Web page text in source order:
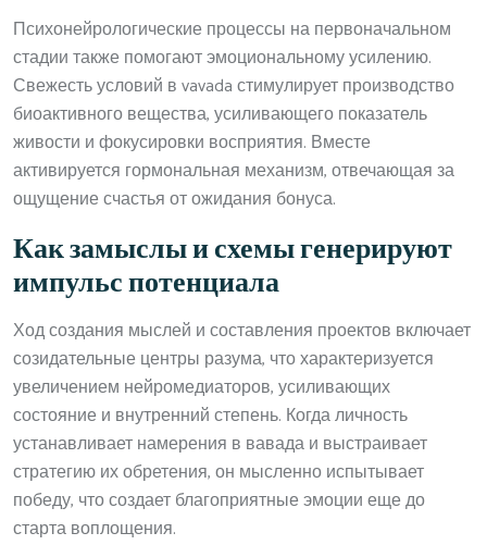
Психонейрологические процессы на первоначальном
стадии также помогают эмоциональному усилению.
Свежесть условий в vavada стимулирует производство
биоактивного вещества, усиливающего показатель
живости и фокусировки восприятия. Вместе
активируется гормональная механизм, отвечающая за
ощущение счастья от ожидания бонуса.
Как замыслы и схемы генерируют
импульс потенциала
Ход создания мыслей и составления проектов включает
созидательные центры разума, что характеризуется
увеличением нейромедиаторов, усиливающих
состояние и внутренний степень. Когда личность
устанавливает намерения в вавада и выстраивает
стратегию их обретения, он мысленно испытывает
победу, что создает благоприятные эмоции еще до
старта воплощения.